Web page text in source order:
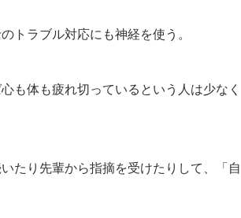
トラブル対応にも神経を使う。
も体も疲れ切っているという人は少なく
たり先輩から指摘を受けたりして、「自